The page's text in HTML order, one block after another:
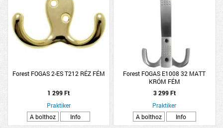
Forest FOGAS 2-ES T212 RÉZ FÉM
1 299 Ft
Praktiker
A bolthoz
Info
Forest FOGAS E1008 32 MATT
KRÓM FÉM
3 299 Ft
Praktiker
A bolthoz
Info